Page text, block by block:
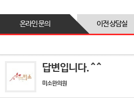
온라인 문의 이전 상담실
답변입니다. ^ ^
미소한의원